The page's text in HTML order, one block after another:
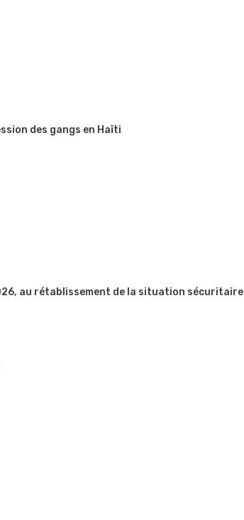
des gangs en Haïti
au rétablissement de la situation sécuritaire